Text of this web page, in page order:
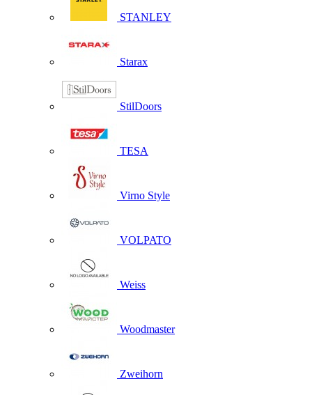
STANLEY
Starax
StilDoors
TESA
Virno Style
VOLPATO
Weiss
Woodmaster
Zweihorn